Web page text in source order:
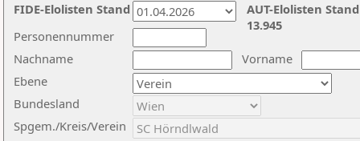
Nachname
Vorname
Ebene
Personennummer
Bundesland
Spgem./Kreis/Verein
AUT-Elolisten
13.945
FIDE-Elolisten Stand